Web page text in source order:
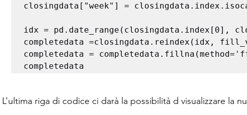
closingdata["week"] =
idx = pd.date_range(closingdata.index[0],
completedata =closingdata.reindex(idx,
completedata =
completedata
L’ultima riga di codice ci darà la possibilità d visualizzare la